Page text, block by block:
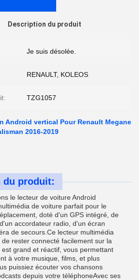
Description du produit
Je suis désolée.
RENAULT, KOLEOS
TZG1057
Android vertical Pour Renault Megane
2016-2019
du produit:
le lecteur de voiture Android
de voiture parfait pour le
doté d'un GPS intégré, de
accordateur radio, d'un écran
de secours.Ce lecteur multimédia
rester connecté facilement sur la
grand et réactif, vous permettant
à votre musique, films, et plus
puissiez écouter vos chansons
depuis votre téléphoneAvec ses